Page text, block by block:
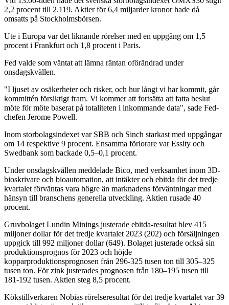
2,2 procent till 2.119. Aktier för 6,4 miljarder kronor hade då
omsatts på Stockholmsbörsen.
Ute i Europa var det liknande rörelser med en uppgång om 1,5
procent i Frankfurt och 1,8 procent i Paris.
Fed valde som väntat att lämna räntan oförändrad under
onsdagskvällen.
"I ljuset av osäkerheter och risker, och hur långt vi har kommit, går
kommittén försiktigt fram. Vi kommer att fortsätta att fatta beslut
möte för möte baserat på totaliteten i inkommande data", sade Fed-
chefen Jerome Powell.
Inom storbolagsindexet var SBB och Sinch starkast med uppgångar
om 14 respektive 9 procent. Ensamma förlorare var Essity och
Swedbank som backade 0,5–0,1 procent.
Under onsdagskvällen meddelade Bico, med verksamhet inom 3D-
bioskrivare och bioautomation, att intäkter och ebitda för det tredje
kvartalet förväntas vara högre än marknadens förväntningar med
hänsyn till branschens generella utveckling. Aktien rusade 40
procent.
Gruvbolaget Lundin Minings justerade ebitda-resultat blev 415
miljoner dollar för det tredje kvartalet 2023 (202) och försäljningen
uppgick till 992 miljoner dollar (649). Bolaget justerade också sin
produktionsprognos för 2023 och höjde
kopparproduktionsprognosen från 296-325 tusen ton till 305–325
tusen ton. För zink justerades prognosen från 180–195 tusen till
181-192 tusen. Aktien steg 8,5 procent.
Kökstillverkaren Nobias rörelseresultat för det tredje kvartalet var 39